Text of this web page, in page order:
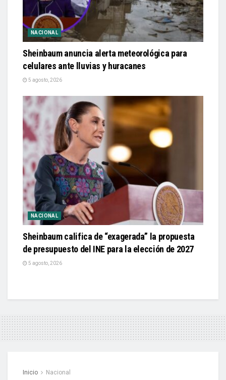
NACIONAL
Sheinbaum anuncia alerta meteorológica para
celulares ante lluvias y huracanes
5 agosto, 2026
NACIONAL
Sheinbaum califica de “exagerada” la propuesta
de presupuesto del INE para la elección de 2027
5 agosto, 2026
Inicio Nacional